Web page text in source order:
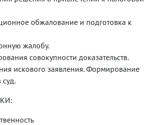
обжалование и подготовка к
жалобу.
совокупности доказательств.
искового заявления. Формирование
суд.